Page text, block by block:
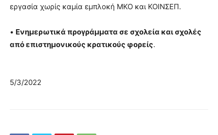
εργασία χωρίς καμία εμπλοκή ΜΚΟ και ΚΟΙΝΣΕΠ.
• Ενημερωτικά προγράμματα σε σχολεία και σχολές
από επιστημονικούς κρατικούς φορείς.
5/3/2022